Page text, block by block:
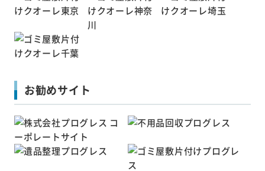
お勧めサイト